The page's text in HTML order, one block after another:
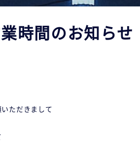
時間のお知らせ
ただきまして